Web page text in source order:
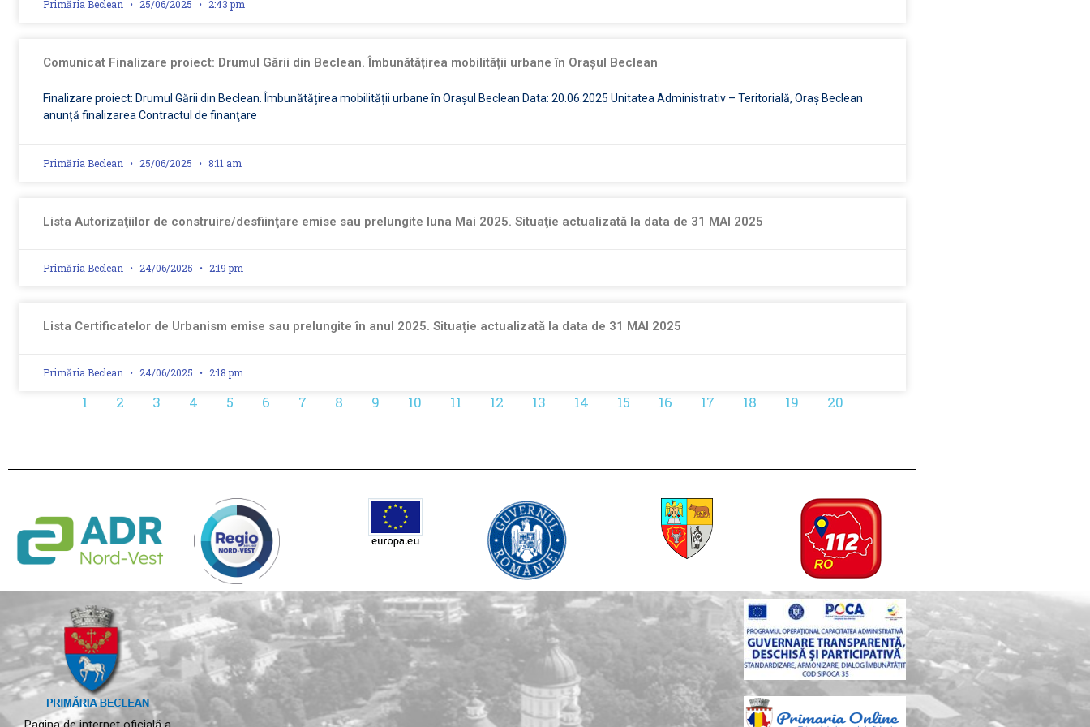
Primăria Beclean 25/06/2025 2:43 pm
Comunicat Finalizare proiect: Drumul Gării din Beclean. Îmbunătățirea mobilității urbane în Orașul Beclean
Finalizare proiect: Drumul Gării din Beclean. Îmbunătățirea mobilității urbane în Orașul Beclean Data: 20.06.2025 Unitatea Administrativ – Teritorială, Oraș Beclean
anunță finalizarea Contractul de finanţare
Primăria Beclean 25/06/2025 8:11 am
Lista Autorizaţiilor de construire/desfiinţare emise sau prelungite luna Mai 2025. Situaţie actualizată la data de 31 MAI 2025
Primăria Beclean 24/06/2025 2:19 pm
Lista Certificatelor de Urbanism emise sau prelungite în anul 2025. Situație actualizată la data de 31 MAI 2025
Primăria Beclean 24/06/2025 2:18 pm
1 2 3 4 5 6 7 8 9 10 11 12 13 14 15 16 17 18 19 20